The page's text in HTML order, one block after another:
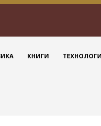
КНИГИ